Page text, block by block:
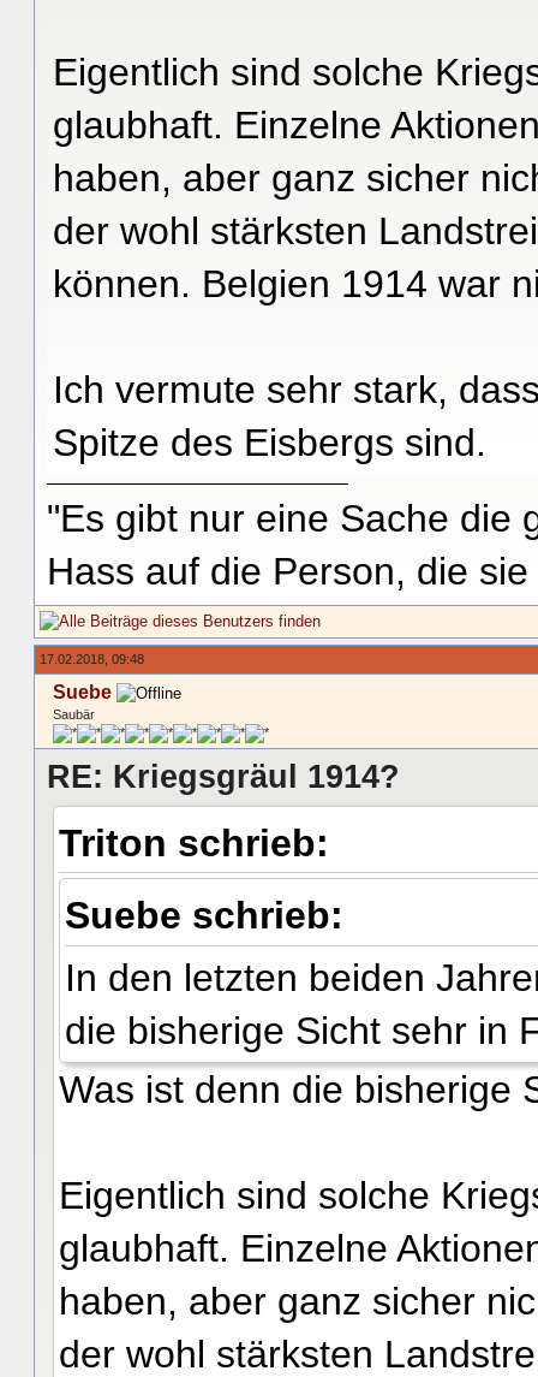
Eigentlich sind solche
glaubhaft. Einzelne
haben, aber ganz sicher
der wohl stärksten
können. Belgien 1914 war
Ich vermute sehr stark,
Spitze des Eisbergs sind.
"Es gibt nur eine Sache die
Hass auf die Person, die
17.02.2018, 09:48
Suebe
Saubär
RE: Kriegsgräul 1914?
Triton schrieb:
Suebe schrieb:
In den letzten beiden
die bisherige Sicht sehr in
Was ist denn die bisherige
Eigentlich sind solche
glaubhaft. Einzelne
haben, aber ganz sicher
der wohl stärksten